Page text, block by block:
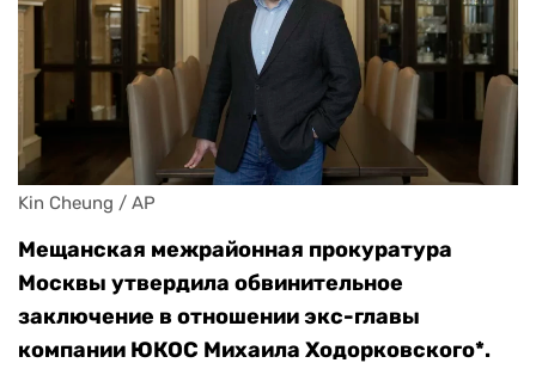
Kin Cheung / AP
Мещанская межрайонная прокуратура
Москвы утвердила обвинительное
заключение в отношении экс-главы
компании ЮКОС Михаила Ходорковского*.